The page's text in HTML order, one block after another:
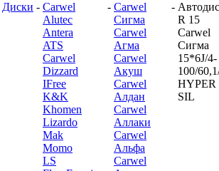
Диски - Carwel
Alutec
Antera
ATS
Carwel
Dizzard
IFree
K&K
Khomen
Lizardo
Mak
Momo
LS
- Carwel
Сигма
Carwel
Агма
Carwel
Акуш
Carwel
Алдан
Carwel
Аллаки
Carwel
Альфа
Carwel
-
R 15
Carwel
Сигма
15*6J/4-
100/
HYPER
SIL